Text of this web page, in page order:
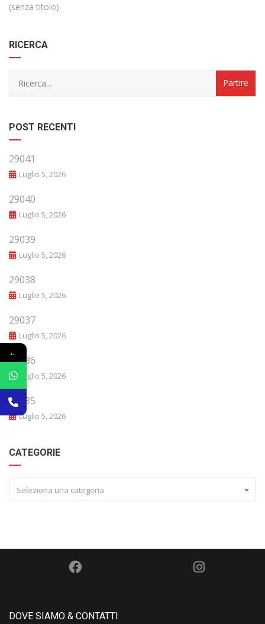
(senza titolo)
RICERCA
POST RECENTI
29041
Luglio 5, 2026
29040
Luglio 5, 2026
29039
Luglio 5, 2026
29038
Luglio 5, 2026
29037
Luglio 5, 2026
29036
Luglio 5, 2026
29035
Luglio 5, 2026
CATEGORIE
Seleziona una categoria
DOVE SIAMO & CONTATTI
←